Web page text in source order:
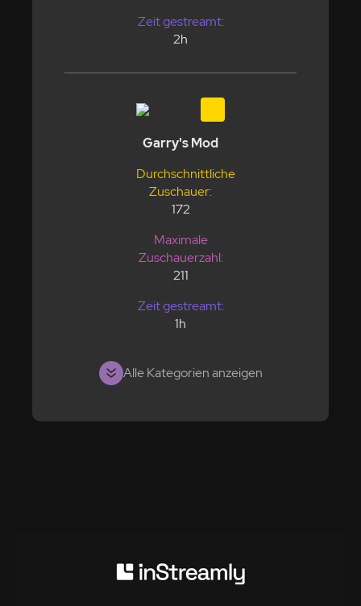
Zeit gestreamt:
2h
Garry's Mod
Durchschnittliche
Zuschauer:
172
Maximale
Zuschauerzahl:
211
Zeit gestreamt:
1h
Alle Kategorien anzeigen